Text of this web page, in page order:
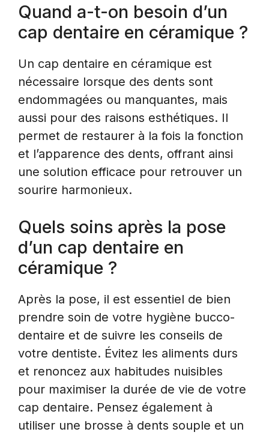
Quand a-t-on besoin d’un
cap dentaire en céramique ?
Un cap dentaire en céramique est
nécessaire lorsque des dents sont
endommagées ou manquantes, mais
aussi pour des raisons esthétiques. Il
permet de restaurer à la fois la fonction
et l’apparence des dents, offrant ainsi
une solution efficace pour retrouver un
sourire harmonieux.
Quels soins après la pose
d’un cap dentaire en
céramique ?
Après la pose, il est essentiel de bien
prendre soin de votre hygiène bucco-
dentaire et de suivre les conseils de
votre dentiste. Évitez les aliments durs
et renoncez aux habitudes nuisibles
pour maximiser la durée de vie de votre
cap dentaire. Pensez également à
utiliser une brosse à dents souple et un